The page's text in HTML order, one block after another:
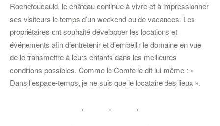
Rochefoucauld, le château continue à vivre et à impressionner
ses visiteurs le temps d’un weekend ou de vacances. Les
propriétaires ont souhaité développer les locations et
événements afin d’entretenir et d’embellir le domaine en vue
de le transmettre à leurs enfants dans les meilleures
conditions possibles. Comme le Comte le dit lui-même : »
Dans l’espace-temps, je ne suis que le locataire des lieux ».